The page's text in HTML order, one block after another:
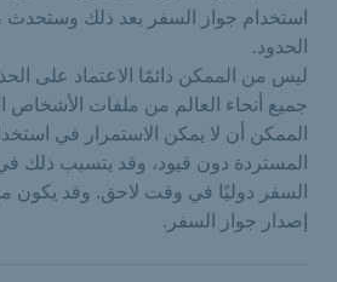
استخدام جواز السفر بعد ذلك
الحدود.
ليس من الممكن دائمًا الاعتماد على
جميع أنحاء العالم من ملفات الأشخاص
الممكن أن لا يمكن الاستمرار في
المستردة دون قيود، وقد يتسبب ذلك
السفر دوليًا في وقت لاحق. وقد يكون
إصدار جواز السفر.